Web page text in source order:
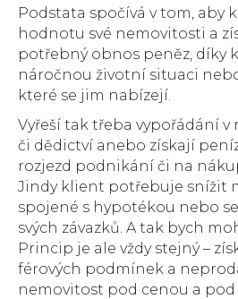
Podstata spočívá v tom, aby
hodnotu své nemovitosti a
potřebný obnos peněz, díky
náročnou životní situaci
které se jim nabízejí.
Vyřeší tak třeba vypořádání v
či dědictví anebo získají
rozjezd podnikání či na
Jindy klient potřebuje snížit
spojené s hypotékou nebo
svých závazků. A tak bych
Princip je ale vždy stejný –
férových podmínek a
nemovitost pod cenou a